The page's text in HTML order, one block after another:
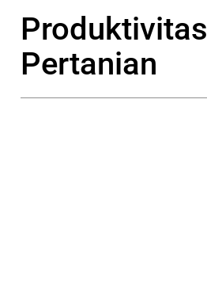
Produktivitas
Pertanian